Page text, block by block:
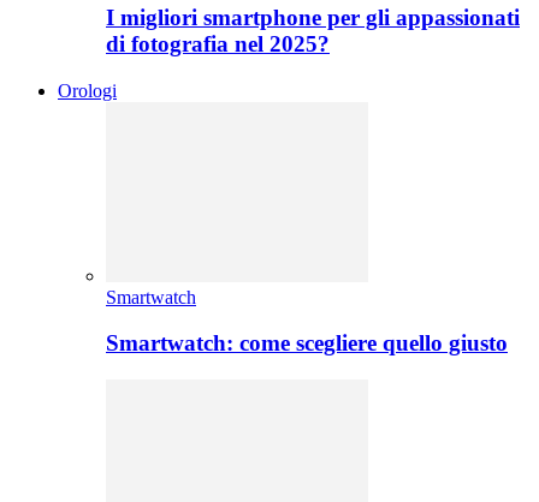
I migliori smartphone per gli appassionati
di fotografia nel 2025?
Orologi
Smartwatch
Smartwatch: come scegliere quello giusto